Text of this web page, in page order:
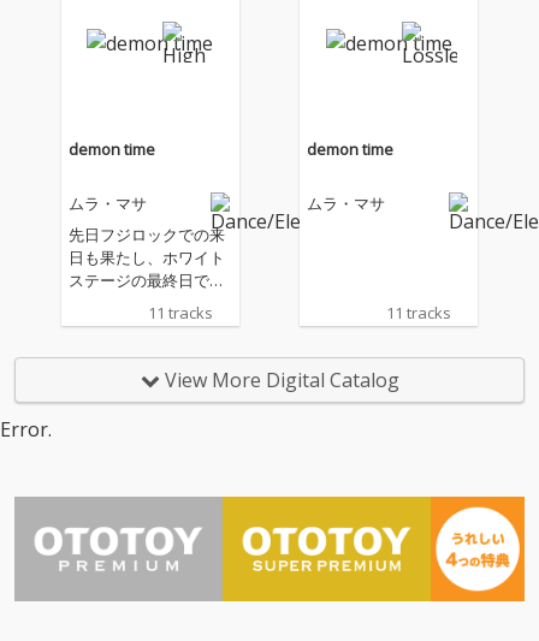
たことも記憶に新し
い、イギリスのプロデ
実を乗り越え、世の中
が自分の楽しみを取り
音楽は必要である」と
いう思いが込められた
本作は、アルバム全体
に一貫したコンセプト
シングルトラックとし
内容を目指し制作され
たことも記憶に新し
い、イギリスのプロデ
実を乗り越え、世の中
が自分の楽しみを取り
音楽は必要である」と
いう思いが込められた
シングルトラックとし
内容を目指し制作され
demon time
ムラ・マサ
先日フジロックでの来
日も果たし、ホワイト
ステージの最終日で、
ゲストシンガーのフリ
スやコーシャ (ボンザ
パフォーマンスでオー
ディエンスを熱狂させ
実を乗り越え、世の中
が自分の楽しみを取り
戻そうとしている今、
音楽は必要である」と
11 tracks
demon time
ムラ・マサ
11 tracks
View More Digital Catalog
Error.